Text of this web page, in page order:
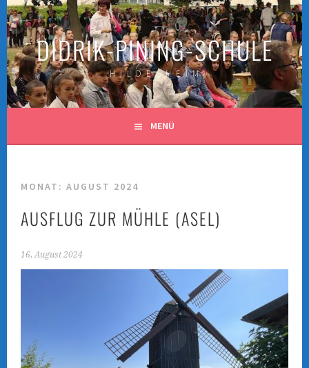
Springe
zum
Inhalt DIDRIK-PINING-SCHULE
H I L D E S H E I M
MENÜ
MONAT:AUGUST 2024
AUSFLUG ZUR MÜHLE (ASEL)
16. August 2024